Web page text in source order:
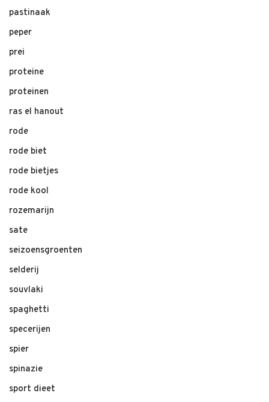
pastinaak
peper
prei
proteine
proteinen
ras el hanout
rode
rode biet
rode bietjes
rode kool
rozemarijn
sate
seizoensgroenten
selderij
souvlaki
spaghetti
specerijen
spier
spinazie
sport dieet